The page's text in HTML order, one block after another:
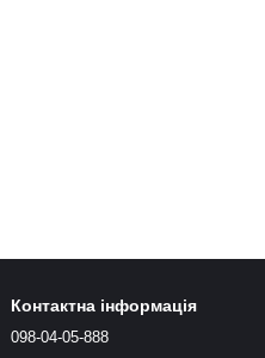
Контактна інформація
098-04-05-888